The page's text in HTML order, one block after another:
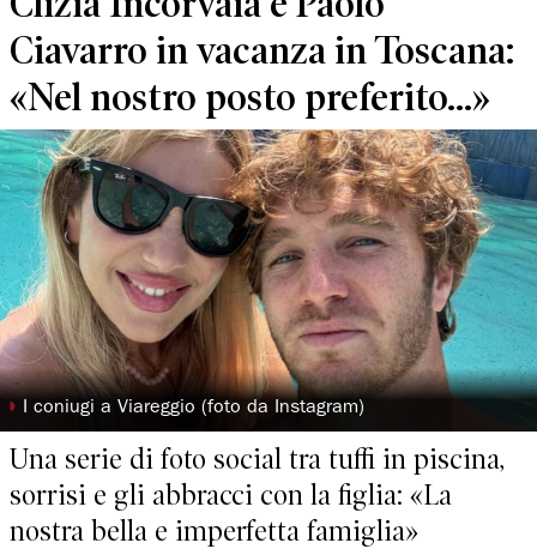
Ciavarro in vacanza in Toscana:
«Nel nostro posto preferito...»
◗ I coniugi a Viareggio (foto da Instagram)
Una serie di foto social tra tuffi in piscina,
sorrisi e gli abbracci con la figlia: «La
nostra bella e imperfetta famiglia»